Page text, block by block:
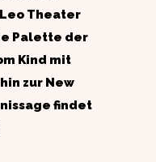
Theater
Palette der
Kind mit
zur New
findet